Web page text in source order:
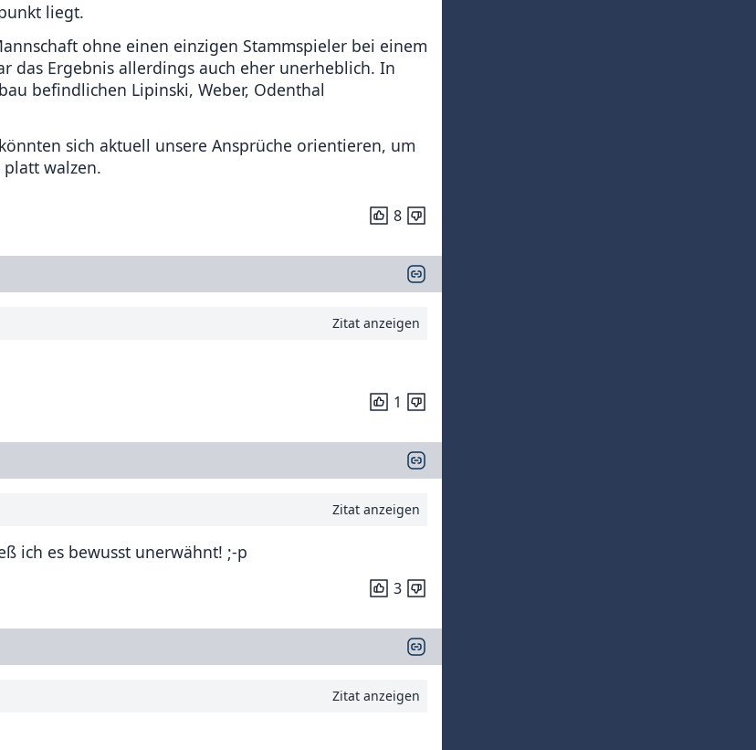
liegt.
ohne einen einzigen Stammspieler bei einem
das Ergebnis allerdings auch eher unerheblich. In
befindlichen Lipinski, Weber, Odenthal
sich aktuell unsere Ansprüche orientieren, um
walzen.
8
Zitat anzeigen
1
Zitat anzeigen
ich es bewusst unerwähnt! ;-p
3
Zitat anzeigen